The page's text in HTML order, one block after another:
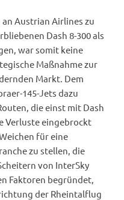
Austrian Airlines zu
Dash 8-300 als
war somit keine
Maßnahme zur
Markt. Dem
145-Jets dazu
die einst mit Dash
Verluste eingebrockt
für eine
zu stellen, die
von InterSky
Faktoren begründet,
der Rheintalflug